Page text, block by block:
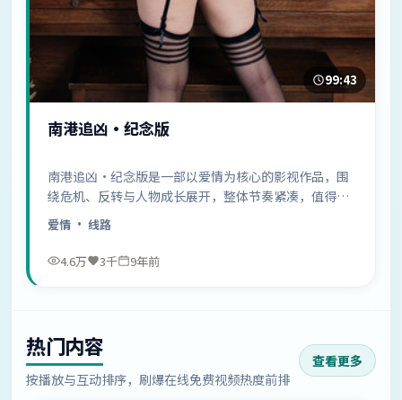
99:43
南港追凶·纪念版
南港追凶·纪念版是一部以爱情为核心的影视作品，围
绕危机、反转与人物成长展开，整体节奏紧凑，值得推
荐观看。
爱情 · 线路
4.6万 3千 9年前
热门内容
按播放与互动排序，刷爆在线免费视频热度前排
查看更多